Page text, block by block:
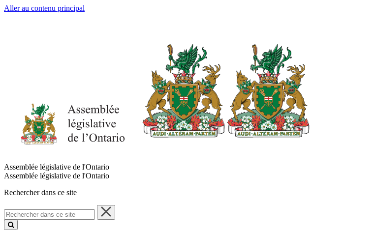
Aller au contenu principal
Assemblée législative de l'Ontario
Assemblée législative de l'Ontario
Rechercher dans ce site
Rechercher
dans
ce